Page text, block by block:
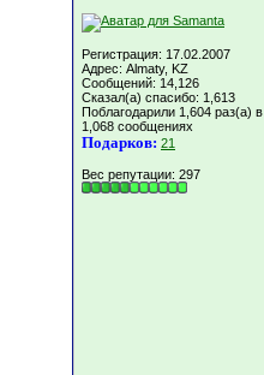
Регистрация: 17.02.2007
Адрес: Almaty, KZ
Сообщений: 14,126
Сказал(а) спасибо: 1,613
Поблагодарили 1,604 раз(а) в
1,068 сообщениях
Подарков: 21
Вес репутации: 297